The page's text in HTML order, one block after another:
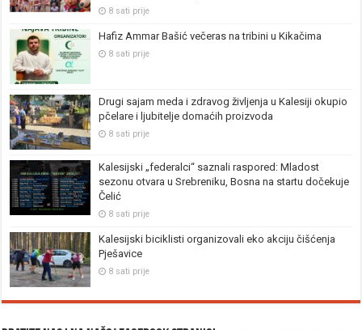
8 sati prije
Hafiz Ammar Bašić večeras na tribini u Kikačima
8 sati prije
Drugi sajam meda i zdravog življenja u Kalesiji okupio
pčelare i ljubitelje domaćih proizvoda
8 sati prije
Kalesijski „federalci“ saznali raspored: Mladost
sezonu otvara u Srebreniku, Bosna na startu dočekuje
Čelić
8 sati prije
Kalesijski biciklisti organizovali eko akciju čišćenja
Pješavice
8 sati prije